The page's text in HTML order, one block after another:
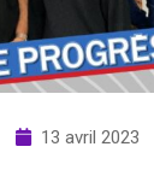
13 avril 2023